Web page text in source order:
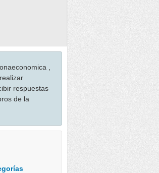
,
respuestas
de la